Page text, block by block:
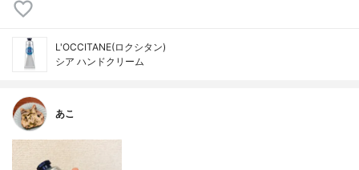
L'OCCITANE(ロクシタン)
シア ハンドクリーム
あこ